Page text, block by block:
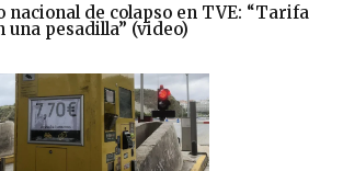
nacional de colapso en TVE: “Tarifa
una pesadilla” (video)